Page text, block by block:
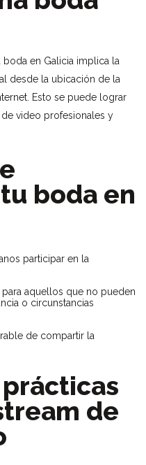
boda en Galicia implica la
desde la ubicación de la
Esto se puede lograr
video profesionales y
boda en
participar en la
aquellos que no pueden
o circunstancias
de compartir la
de